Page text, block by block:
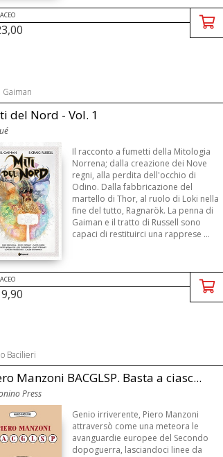
Gaiman
del Nord - Vol. 1
Il racconto a fumetti della Mitologia
Norrena; dalla creazione dei Nove
regni, alla perdita dell'occhio di
Odino. Dalla fabbricazione del
martello di Thor, al ruolo di Loki nella
fine del tutto, Ragnarök. La penna di
Gaiman e il tratto di Russell sono
capaci di restituirci una rapprese ...
Bacilieri
Manzoni BACGLSP. Basta a ciasc...
Press
Genio irriverente, Piero Manzoni
attraversò come una meteora le
avanguardie europee del Secondo
dopoguerra, lasciandoci linee da